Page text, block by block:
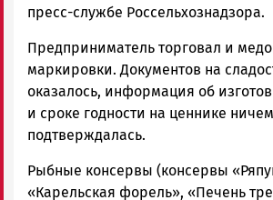
пресс-службе Россельхознадзора.
Предприниматель торговал и
маркировки. Документов на
оказалось, информация об
и сроке годности на ценнике
подтверждалась.
Рыбные консервы (консервы
«Карельская форель», «Печень